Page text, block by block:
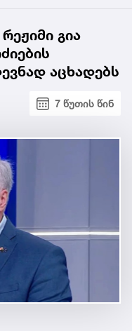
ვიტყვი
კარი არ გაეღო,
და უომრად არ
გაქცევას
საბჭოთა
გია
აცხადებს
7 წუთის წინ